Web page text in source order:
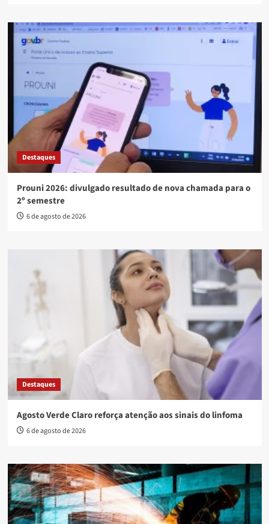
Destaques
Prouni 2026: divulgado resultado de nova chamada para o
2º semestre
6 de agosto de 2026
Destaques
Agosto Verde Claro reforça atenção aos sinais do linfoma
6 de agosto de 2026